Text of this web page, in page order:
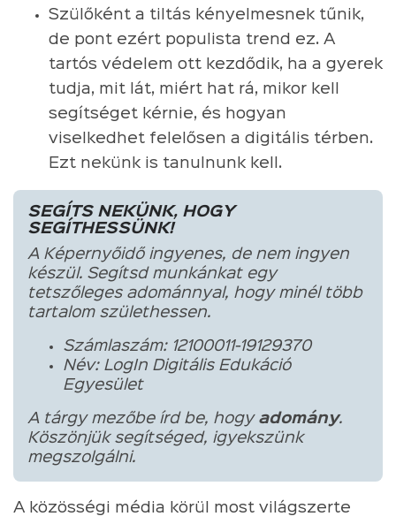
Szülőként a tiltás kényelmesnek tűnik,
de pont ezért populista trend ez. A
tartós védelem ott kezdődik, ha a gyerek
tudja, mit lát, miért hat rá, mikor kell
segítséget kérnie, és hogyan
viselkedhet felelősen a digitális térben.
Ezt nekünk is tanulnunk kell.
SEGÍTS NEKÜNK, HOGY
SEGÍTHESSÜNK!
A Képernyőidő ingyenes, de nem ingyen
készül. Segítsd munkánkat egy
tetszőleges adománnyal, hogy minél több
tartalom születhessen.
Számlaszám: 12100011-19129370
Név: LogIn Digitális Edukáció
Egyesület
A tárgy mezőbe írd be, hogy adomány.
Köszönjük segítséged, igyekszünk
megszolgálni.
A közösségi média körül most világszerte